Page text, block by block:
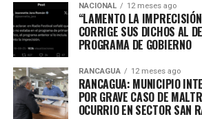
NACIONAL 12 meses ago
“LAMENTO LA
CORRIGE SUS DICHOS AL
PROGRAMA DE GOBIERNO
RANCAGUA 12 meses ago
RANCAGUA: MUNICIPIO
POR GRAVE CASO DE
OCURRIO EN SECTOR SAN